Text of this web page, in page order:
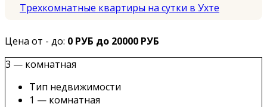
Трехкомнатные квартиры на сутки в Ухте
Цена от - до: 0 РУБ до 20000 РУБ
3 — комнатная
Тип недвижимости
1 — комнатная